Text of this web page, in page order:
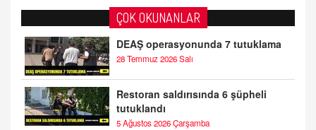
ÇOK OKUNANLAR
DEAŞ operasyonunda 7 tutuklama
28 Temmuz 2026 Salı
Restoran saldırısında 6 şüpheli
tutuklandı
5 Ağustos 2026 Çarşamba